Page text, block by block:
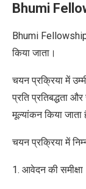
Bhumi
Bhumi
किया जाता।
चयन प्रक्रिया में
प्रति प्रतिबद्धता
मूल्यांकन किया जाता
चयन प्रक्रिया में
1. आवेदन की समीक्षा